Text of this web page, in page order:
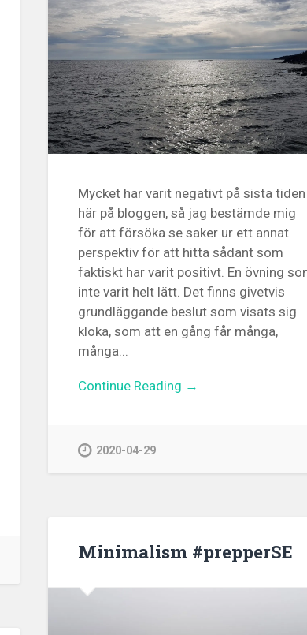
Mycket har varit negativt på sista tiden
här på bloggen, så jag bestämde mig
för att försöka se saker ur ett annat
perspektiv för att hitta sådant som
faktiskt har varit positivt. En övning
inte varit helt lätt. Det finns givetvis
grundläggande beslut som visats sig
kloka, som att en gång får många,
många...
Continue Reading →
2020-04-29
Minimalism #prepperSE